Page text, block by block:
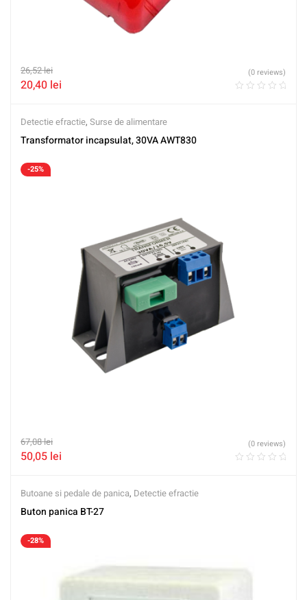
26,52lei
20,40 lei
(0 reviews)
Detectie efractie, Surse de alimentare
Transformator incapsulat, 30VA AWT830
-25%
67,08lei
50,05 lei
(0 reviews)
Butoane si pedale de panica, Detectie efractie
Buton panica BT-27
-28%